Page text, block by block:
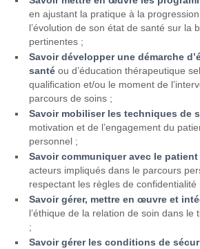
en ajustant la pratique à la
l’évolution de son état de santé sur la
pertinentes ;
Savoir développer une démarche
santé ou d’éducation thérapeutique
qualification et/ou le moment de
parcours de soins ;
Savoir mobiliser les techniques de
motivation et de l’engagement du
personnel ;
Savoir communiquer avec le patient
acteurs impliqués dans le parcours
respectant les règles de confidentialité
Savoir gérer, mettre en œuvre et
l’éthique de la relation de soin dans le
;
Savoir gérer les conditions de